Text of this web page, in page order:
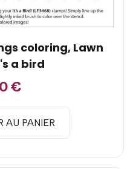
coloring, Lawn
a bird
€
AU PANIER